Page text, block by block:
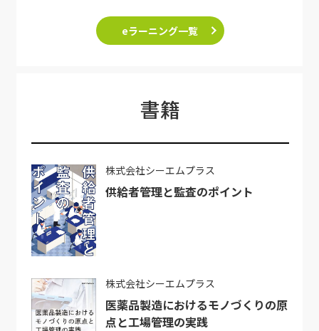
eラーニング一覧
書籍
株式会社シーエムプラス
供給者管理と監査のポイント
株式会社シーエムプラス
医薬品製造におけるモノづくりの原
点と工場管理の実践